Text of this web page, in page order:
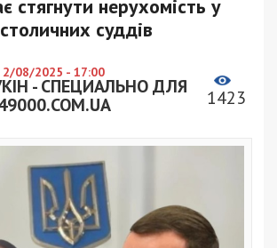
стягнути нерухомість у
суддів
2/08/2025 - 17:00
- СПЕЦИАЛЬНО ДЛЯ
1423